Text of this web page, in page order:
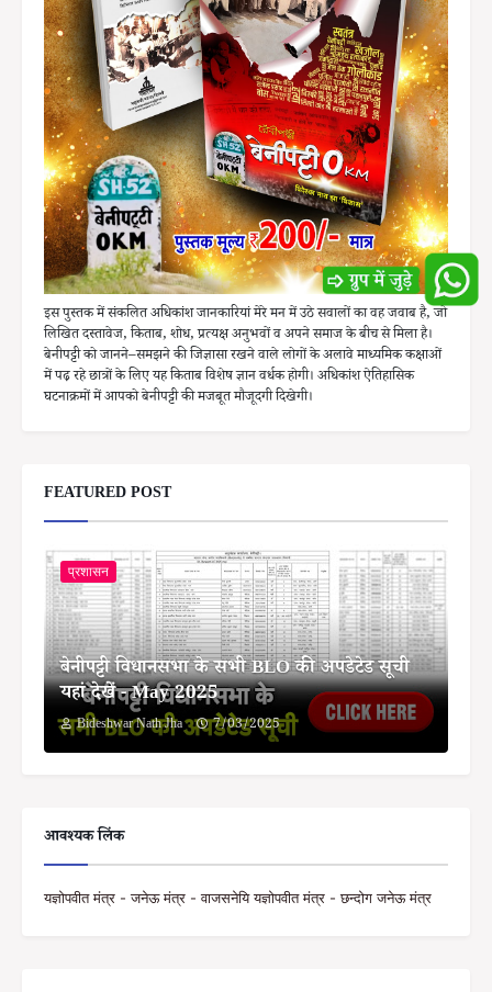
इस पुस्तक में संकलित अधिकांश जानकारियां मेरे मन में उठे सवालों का वह जवाब है, जो
लिखित दस्तावेज, किताब, शोध, प्रत्यक्ष अनुभवों व अपने समाज के बीच से मिला है।
बेनीपट्टी को जानने–समझने की जिज्ञासा रखने वाले लोगों के अलावे माध्यमिक कक्षाओं
में पढ़ रहे छात्रों के लिए यह किताब विशेष ज्ञान वर्धक होगी। अधिकांश ऐतिहासिक
घटनाक्रमों में आपको बेनीपट्टी की मजबूत मौजूदगी दिखेगी।
FEATURED POST
प्रशासन
बेनीपट्टी विधानसभा के सभी BLO की अपडेटेड सूची
यहां देखें - May 2025
Bideshwar Nath Jha 7/03/2025
आवश्यक लिंक
यज्ञोपवीत मंत्र - जनेऊ मंत्र - वाजसनेयि यज्ञोपवीत मंत्र - छन्दोग जनेऊ मंत्र